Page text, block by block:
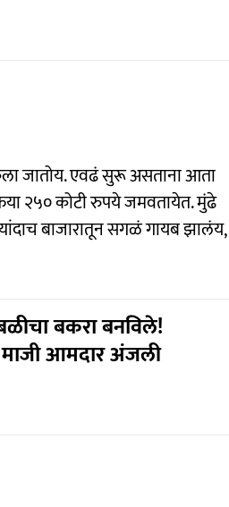
जातोय. एवढं सुरू असताना आता
२५० कोटी रुपये जमवतायेत. मुंढे
बाजारातून सगळं गायब झालंय,
बकरा बनविले!
माजी आमदार अंजली